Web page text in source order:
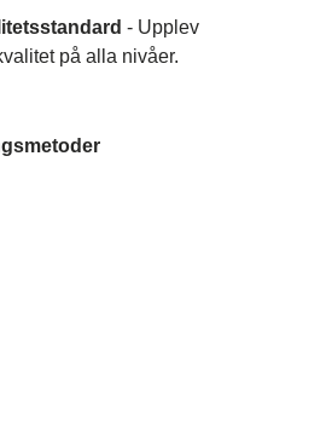
- Upplev
på alla nivåer.